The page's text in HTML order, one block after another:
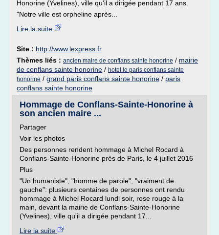
Honorine (Yvelines), ville qu'il a dirigée pendant 17 ans.
"Notre ville est orpheline après...
Lire la suite
Site : http://www.lexpress.fr
Thèmes liés : ancien maire de conflans sainte honorine / mairie
de conflans sainte honorine / hotel le paris conflans sainte
honorine / grand paris conflans sainte honorine / paris
conflans sainte honorine
Hommage de Conflans-Sainte-Honorine à
son ancien maire ...
Partager
Voir les photos
Des personnes rendent hommage à Michel Rocard à
Conflans-Sainte-Honorine près de Paris, le 4 juillet 2016
Plus
"Un humaniste", "homme de parole", "vraiment de
gauche": plusieurs centaines de personnes ont rendu
hommage à Michel Rocard lundi soir, rose rouge à la
main, devant la mairie de Conflans-Sainte-Honorine
(Yvelines), ville qu'il a dirigée pendant 17...
Lire la suite